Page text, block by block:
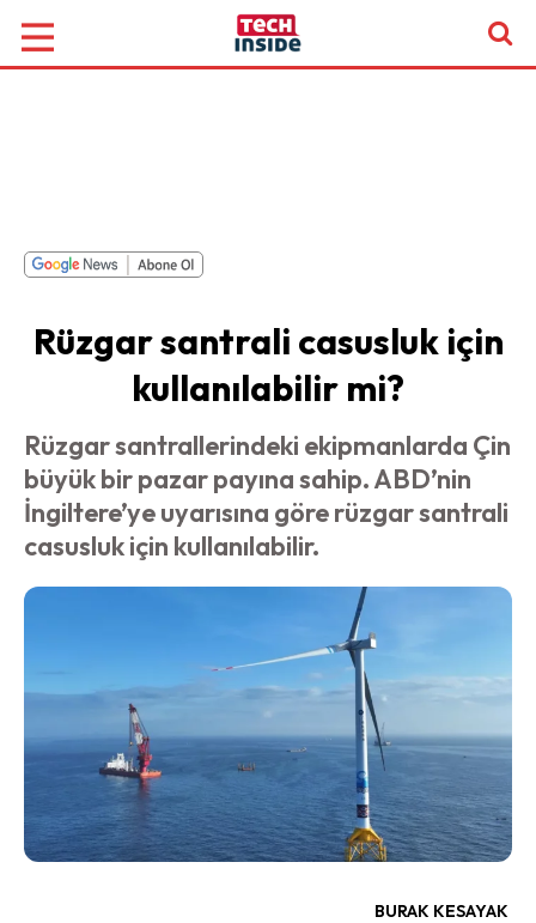
Rüzgar santrali casusluk için
kullanılabilir mi?
Rüzgar santrallerindeki ekipmanlarda Çin
büyük bir pazar payına sahip. ABD’nin
İngiltere’ye uyarısına göre rüzgar santrali
casusluk için kullanılabilir.
BURAK KESAYAK